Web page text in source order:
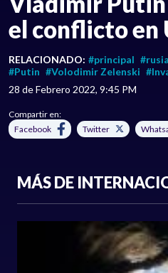
el conflicto en
RELACIONADO: #principal #rusia
#Putin #Volodimir Zelenski
28 de Febrero 2022, 9:45 PM
Compartir en:
Facebook
Twitter
MÁS DE